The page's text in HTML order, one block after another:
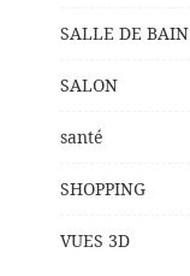
SALLE DE BAIN
SALON
santé
SHOPPING
VUES 3D